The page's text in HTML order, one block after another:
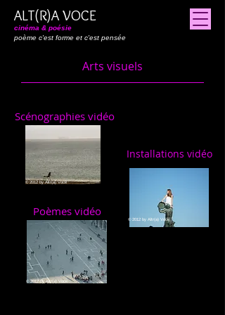
ALT(R)A VOCE
cinéma & poésie
poème c'est forme et c'est pensée
Arts visuels
Scénographies vidéo
Installations vidéo
Poèmes vidéo
© 2012 by Altr(a) Voce
© 2012 by Altr(a) Voce
© 2012 by Altr(a) Voce